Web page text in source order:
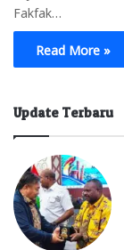
Fakfak…
Read More »
Update Terbaru